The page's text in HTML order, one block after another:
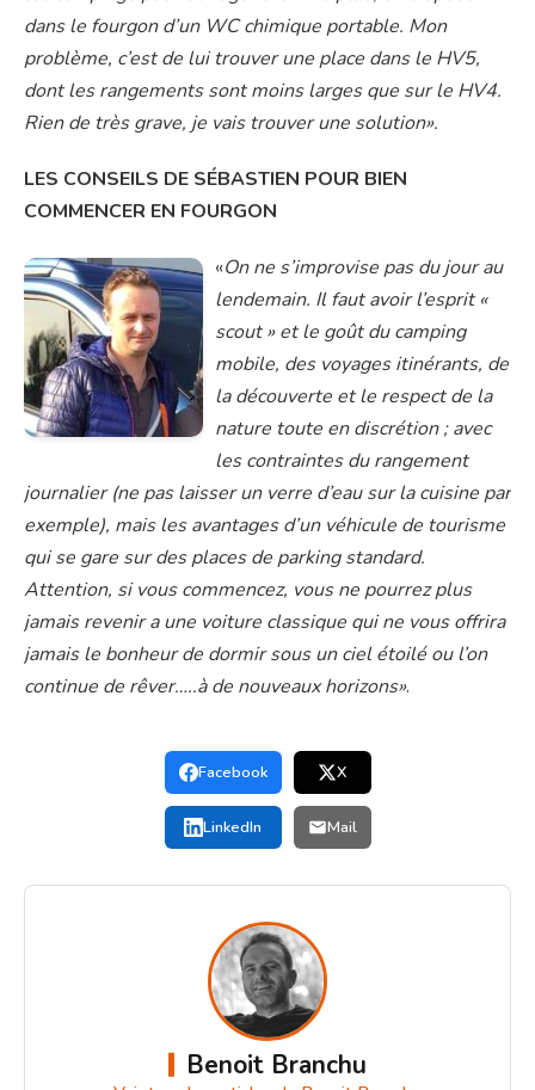
dans le fourgon d’un WC chimique portable. Mon
problème, c’est de lui trouver une place dans le HV5,
dont les rangements sont moins larges que sur le HV4.
Rien de très grave, je vais trouver une solution».
LES CONSEILS DE SÉBASTIEN POUR BIEN
COMMENCER EN FOURGON
«On ne s’improvise pas du jour au
lendemain. Il faut avoir l’esprit «
scout » et le goût du camping
mobile, des voyages itinérants, de
la découverte et le respect de la
nature toute en discrétion ; avec
les contraintes du rangement
journalier (ne pas laisser un verre d’eau sur la cuisine par
exemple), mais les avantages d’un véhicule de tourisme
qui se gare sur des places de parking standard.
Attention, si vous commencez, vous ne pourrez plus
jamais revenir a une voiture classique qui ne vous offrira
jamais le bonheur de dormir sous un ciel étoilé ou l’on
continue de rêver…..à de nouveaux horizons».
Facebook X
LinkedIn Mail
Benoit Branchu